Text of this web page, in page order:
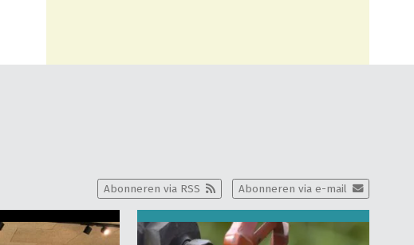
Abonneren via e-mail
Abonneren via RSS